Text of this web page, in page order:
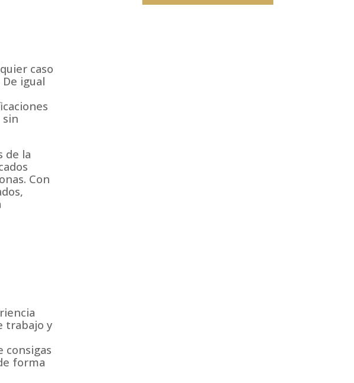
caso
igual
de la
Con
trabajo y
consigas
forma